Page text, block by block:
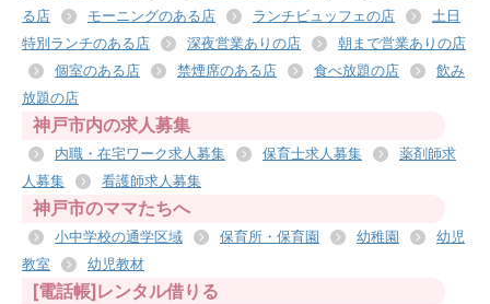
る店
モーニングのある店 ランチビュッフェの店
土日
特別ランチのある店
深夜営業ありの店
朝まで営業ありの店
個室のある店
禁煙席のある店 食べ放題の店
飲み
放題の店
神戸市内の求人募集
内職・在宅ワーク求人募集 保育士求人募集
薬剤師求
人募集
看護師求人募集
神戸市のママたちへ
小中学校の通学区域 保育所・保育園 幼稚園
幼児
教室
幼児教材
[電話帳]レンタル借りる